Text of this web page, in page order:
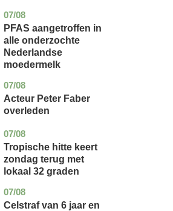
07/08
utrecht
gezondheid
PFAS aangetroffen in
alle onderzochte
Nederlandse
moedermelk
07/08
noord-
holland
glossy
Acteur Peter Faber
overleden
07/08
utrecht
nieuws
Tropische hitte keert
zondag terug met
lokaal 32 graden
07/08
zuid-
holland
nieuws
Celstraf van 6 jaar en